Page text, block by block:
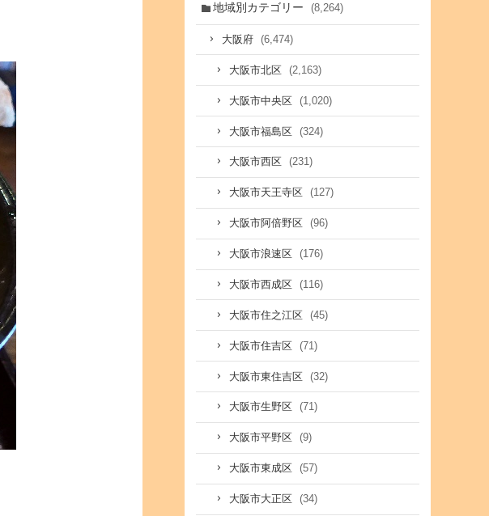
地域別カテゴリー (8,264)
大阪府 (6,474)
大阪市北区 (2,163)
大阪市中央区 (1,020)
大阪市福島区 (324)
大阪市西区 (231)
大阪市天王寺区 (127)
大阪市阿倍野区 (96)
大阪市浪速区 (176)
大阪市西成区 (116)
大阪市住之江区 (45)
大阪市住吉区 (71)
大阪市東住吉区 (32)
大阪市生野区 (71)
大阪市平野区 (9)
大阪市東成区 (57)
大阪市大正区 (34)